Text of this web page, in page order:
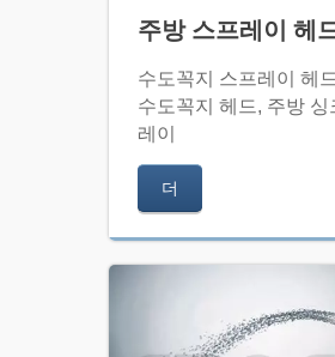
주방 스프레이 헤
수도꼭지 스프레이 헤
수도꼭지 헤드, 주방 싱
레이
더